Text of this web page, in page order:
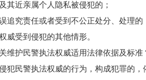
其近亲属个人隐私被侵犯的；
追究责任或者受到不公正处分、处理的
威受到侵犯的其他情形。
维护民警执法权威适用法律依据及标准
犯民警执法权威的行为，构成犯罪的